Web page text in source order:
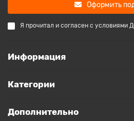
Оформить
Я прочитал и согласен с условиями
Информация
Категории
Дополнительно